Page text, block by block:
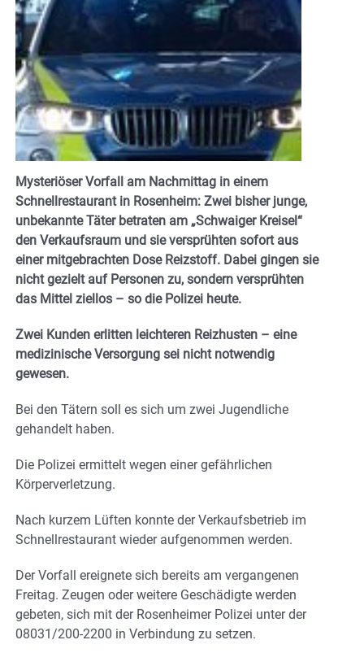
Mysteriöser Vorfall am Nachmittag in einem
Schnellrestaurant in Rosenheim: Zwei bisher junge,
unbekannte Täter betraten am „Schwaiger Kreisel“
den Verkaufsraum und sie versprühten sofort aus
einer mitgebrachten Dose Reizstoff. Dabei gingen sie
nicht gezielt auf Personen zu, sondern versprühten
das Mittel ziellos – so die Polizei heute.
Zwei Kunden erlitten leichteren Reizhusten – eine
medizinische Versorgung sei nicht notwendig
gewesen.
Bei den Tätern soll es sich um zwei Jugendliche
gehandelt haben.
Die Polizei ermittelt wegen einer gefährlichen
Körperverletzung.
Nach kurzem Lüften konnte der Verkaufsbetrieb im
Schnellrestaurant wieder aufgenommen werden.
Der Vorfall ereignete sich bereits am vergangenen
Freitag. Zeugen oder weitere Geschädigte werden
gebeten, sich mit der Rosenheimer Polizei unter der
08031/200-2200 in Verbindung zu setzen.